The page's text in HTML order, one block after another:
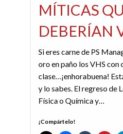
MÍTICAS
DEBERÍAN
Si eres carne de PS
oro en paño los VHS con
clase…¡enhorabuena!
y lo sabes. El regreso de
Física o Química y…
¡Compártelo!